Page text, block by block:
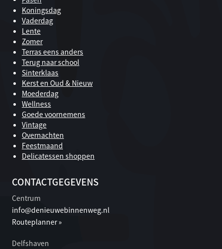
Koningsdag
Vaderdag
Lente
Zomer
Terras eens anders
Terug naar school
Sinterklaas
Kerst en Oud & Nieuw
Moederdag
Wellness
Goede voornemens
Vintage
Overnachten
Feestmaand
Delicatessen shoppen
CONTACTGEGEVENS
Centrum
info@denieuwebinnenweg.nl
Routeplanner »
Delfshaven